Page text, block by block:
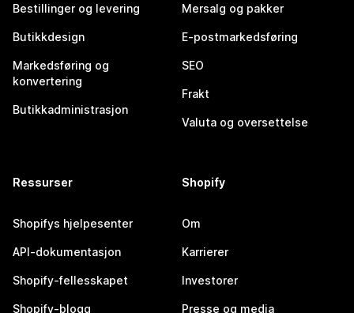
Bestillinger og levering
Butikkdesign
Markedsføring og
konvertering
Butikkadministrasjon
Mersalg og pakker
E-postmarkedsføring
SEO
Frakt
Valuta og oversettelse
Ressurser
Shopifys hjelpesenter
API-dokumentasjon
Shopify-fellesskapet
Shopify-blogg
Shopify
Om
Karrierer
Investorer
Presse og media